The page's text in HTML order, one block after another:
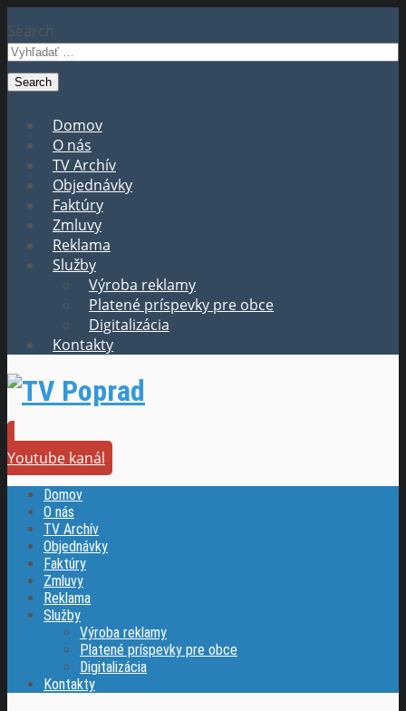
Search
Domov
O nás
TV Archív
Objednávky
Faktúry
Zmluvy
Reklama
Služby
Výroba reklamy
Platené príspevky pre obce
Digitalizácia
Kontakty
Youtube kanál
Domov
O nás
TV Archív
Objednávky
Faktúry
Zmluvy
Reklama
Služby
Výroba reklamy
Platené príspevky pre obce
Digitalizácia
Kontakty